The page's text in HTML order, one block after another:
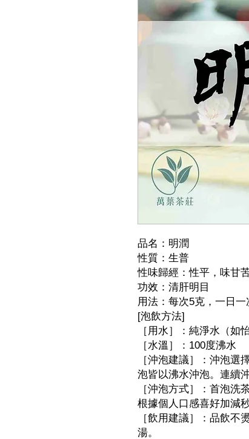
品名：明潤
性質：生普
性味歸經：性平，味甘
功效：清肝明目
用法：每次5克，一日一
[泡飲方法]
［用水］：純淨水（如怡
［水溫］：100度沸水
［沖泡建議］：沖泡選
泡皆以沸水沖泡。連續
［沖泡方式］：首泡洗
根據個人口感喜好加減秒
［飲用建議］：品飲不
湯。